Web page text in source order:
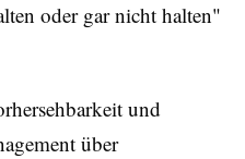
oder gar nicht halten"
und
über